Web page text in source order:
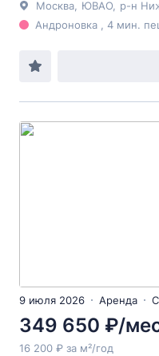
Москва ЮВАО р-н
Андроновка , 4 мин.
9 июля 2026 Аренда
349 650 ₽/
16 200 ₽ за м²/год